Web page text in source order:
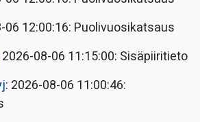
06 12:00:16: Puolivuosikatsaus
2026-08-06 11:15:00: Sisäpiiritieto
: 2026-08-06 11:00:46: